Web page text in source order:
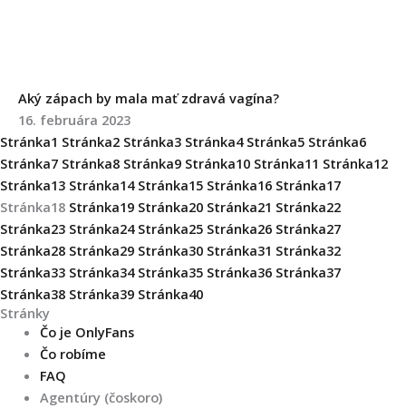
Aký zápach by mala mať zdravá vagína?
16. februára 2023
Stránka1 Stránka2 Stránka3 Stránka4 Stránka5 Stránka6
Stránka7 Stránka8 Stránka9 Stránka10 Stránka11 Stránka12
Stránka13 Stránka14 Stránka15 Stránka16 Stránka17
Stránka18 Stránka19 Stránka20 Stránka21 Stránka22
Stránka23 Stránka24 Stránka25 Stránka26 Stránka27
Stránka28 Stránka29 Stránka30 Stránka31 Stránka32
Stránka33 Stránka34 Stránka35 Stránka36 Stránka37
Stránka38 Stránka39 Stránka40
Stránky
Čo je OnlyFans
Čo robíme
FAQ
Agentúry (čoskoro)